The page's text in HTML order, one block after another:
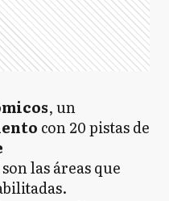
, un
con 20 pistas de
las áreas que